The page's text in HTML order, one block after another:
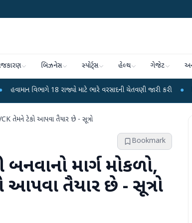
બિઝનેસ સ્પોર્ટ્સ હેલ્થ ગેજેટ
18 રાજ્યો માટે ભારે વરસાદની ચેતવણી જારી કરી ● સિદ્ધપુરથી
તેમને ટેકો આપવા તૈયાર છે - સૂત્રો
Bookmark
બનવાનો માર્ગ મોકળો,
તૈયાર છે - સૂત્રો